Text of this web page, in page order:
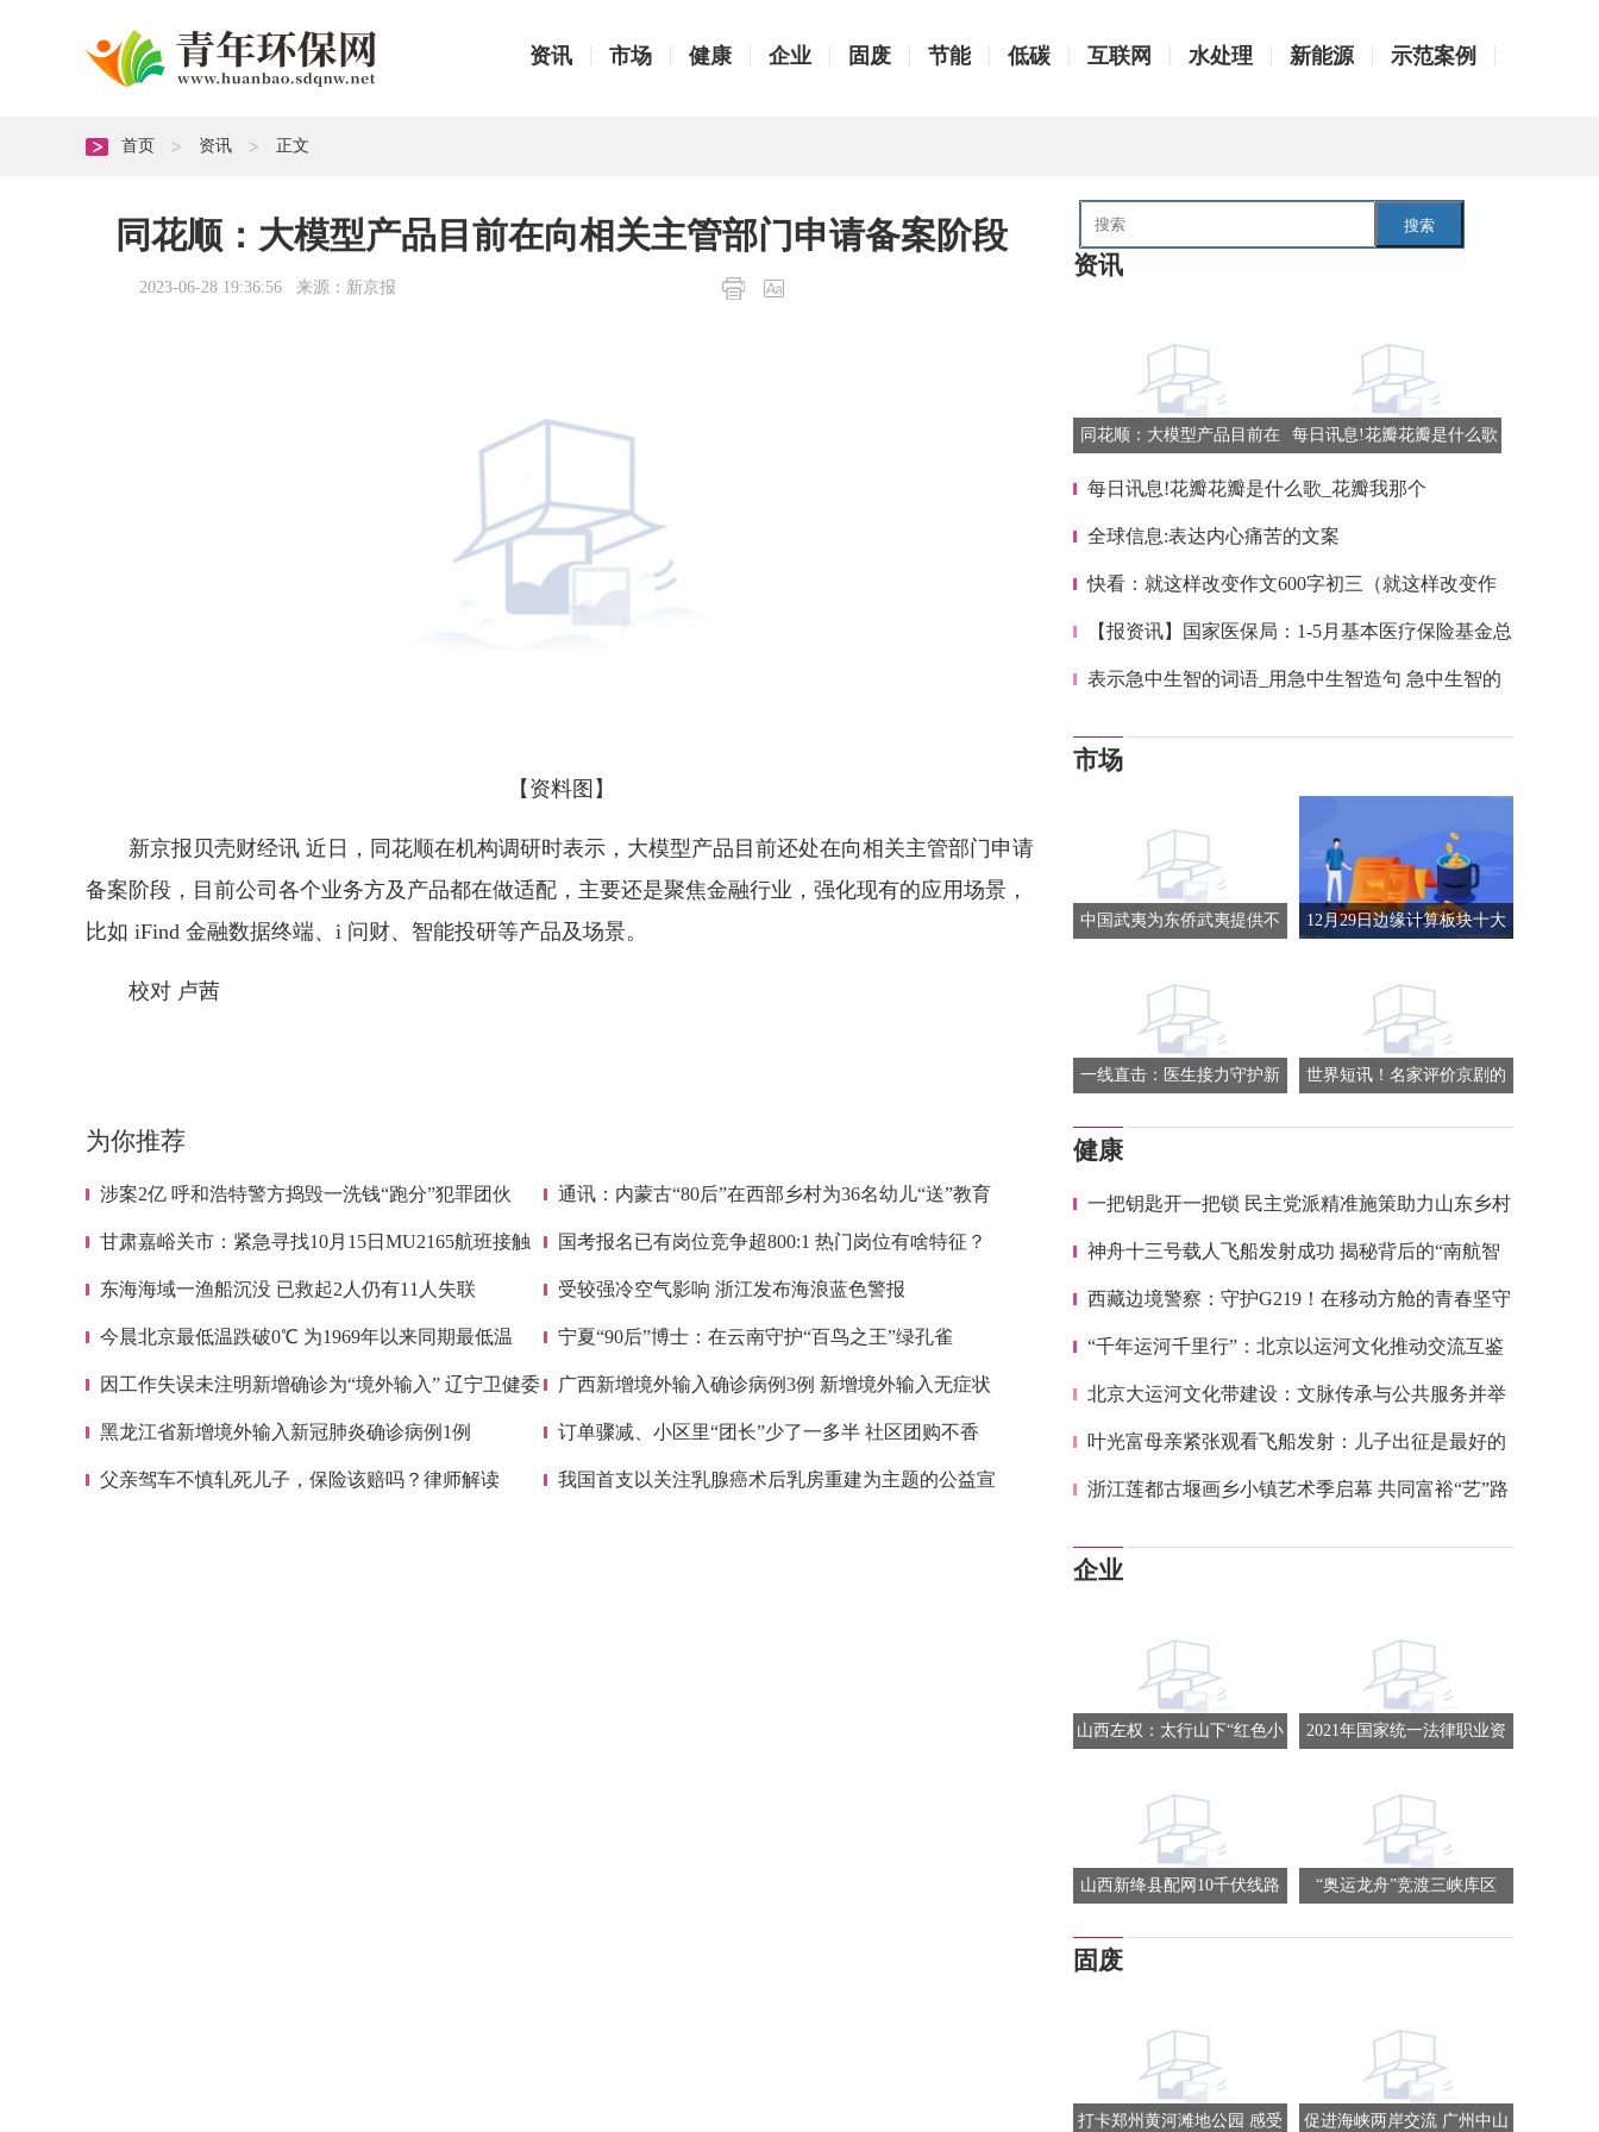
资讯 市场 健康 企业 固废 节能 低碳 互联网 水处理 新能源 示范案例
首页 资讯 正文
同花顺：大模型产品目前在向相关主管部门申请备案阶段
2023-06-28 19:36:56 来源：新京报
【资料图】
新京报贝壳财经讯 近日，同花顺在机构调研时表示，大模型产品目前还处在向相关主管部门申请
备案阶段，目前公司各个业务方及产品都在做适配，主要还是聚焦金融行业，强化现有的应用场景，
比如 iFind 金融数据终端、i 问财、智能投研等产品及场景。
校对 卢茜
为你推荐
涉案2亿 呼和浩特警方捣毁一洗钱“跑分”犯罪团伙 通讯：内蒙古“80后”在西部乡村为36名幼儿“送”教育
甘肃嘉峪关市：紧急寻找10月15日MU2165航班接触
人员
国考报名已有岗位竞争超800:1 热门岗位有啥特征？
东海海域一渔船沉没 已救起2人仍有11人失联 受较强冷空气影响 浙江发布海浪蓝色警报
今晨北京最低温跌破0℃ 为1969年以来同期最低温 宁夏“90后”博士：在云南守护“百鸟之王”绿孔雀
因工作失误未注明新增确诊为“境外输入” 辽宁卫健委
致歉
广西新增境外输入确诊病例3例 新增境外输入无症状
感染者
黑龙江省新增境外输入新冠肺炎确诊病例1例 订单骤减、小区里“团长”少了一多半 社区团购不香
了？
父亲驾车不慎轧死儿子，保险该赔吗？律师解读 我国首支以关注乳腺癌术后乳房重建为主题的公益宣
搜索
资讯
同花顺：大模型产品目前在
每日讯息!花瓣花瓣是什么歌
每日讯息!花瓣花瓣是什么歌_花瓣我那个
全球信息:表达内心痛苦的文案
快看：就这样改变作文600字初三（就这样改变作
文600字）
【报资讯】国家医保局：1-5月基本医疗保险基金总
收入13709.91亿元 同比增长8.2%
表示急中生智的词语_用急中生智造句 急中生智的
市场
中国武夷为东侨武夷提供不
环球观察
12月29日边缘计算板块十大
一线直击：医生接力守护新
世界短讯！名家评价京剧的
健康
一把钥匙开一把锁 民主党派精准施策助力山东乡村
振兴
神舟十三号载人飞船发射成功 揭秘背后的“南航智
慧”
西藏边境警察：守护G219！在移动方舱的青春坚守
“千年运河千里行”：北京以运河文化推动交流互鉴
北京大运河文化带建设：文脉传承与公共服务并举
叶光富母亲紧张观看飞船发射：儿子出征是最好的
生日礼物
浙江莲都古堰画乡小镇艺术季启幕 共同富裕“艺”路
企业
山西左权：太行山下“红色小
2021年国家统一法律职业资
新高
山西新绛县配网10千伏线路
“奥运龙舟”竞渡三峡库区
固废
打卡郑州黄河滩地公园 感受 促进海峡两岸交流 广州中山